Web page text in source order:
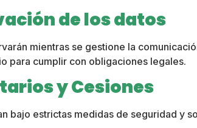
de los datos
mientras se gestione la
para cumplir con obligaciones legales.
y Cesiones
bajo estrictas medidas de seguridad y